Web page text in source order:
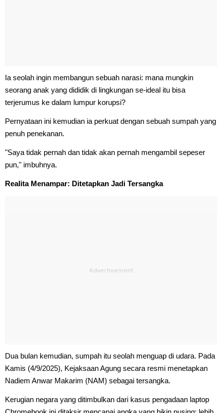
Ia seolah ingin membangun sebuah narasi: mana mungkin
seorang anak yang dididik di lingkungan se-ideal itu bisa
terjerumus ke dalam lumpur korupsi?
Pernyataan ini kemudian ia perkuat dengan sebuah sumpah yang
penuh penekanan.
"Saya tidak pernah dan tidak akan pernah mengambil sepeser
pun," imbuhnya.
Realita Menampar: Ditetapkan Jadi Tersangka
Dua bulan kemudian, sumpah itu seolah menguap di udara. Pada
Kamis (4/9/2025), Kejaksaan Agung secara resmi menetapkan
Nadiem Anwar Makarim (NAM) sebagai tersangka.
Kerugian negara yang ditimbulkan dari kasus pengadaan laptop